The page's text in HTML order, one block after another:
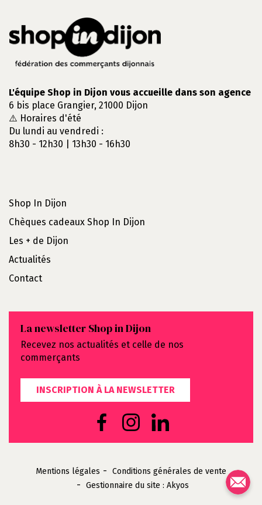
L'équipe Shop in Dijon vous accueille dans son agence
6 bis place Grangier, 21000 Dijon
⚠️ Horaires d'été
Du lundi au vendredi :
8h30 - 12h30 | 13h30 - 16h30
Shop In Dijon
Chèques cadeaux Shop In Dijon
Les + de Dijon
Actualités
Contact
La newsletter Shop in Dijon
Recevez nos actualités et celle de nos
commerçants
INSCRIPTION À LA NEWSLETTER
Mentions légales
Conditions générales de vente
Gestionnaire du site : Akyos